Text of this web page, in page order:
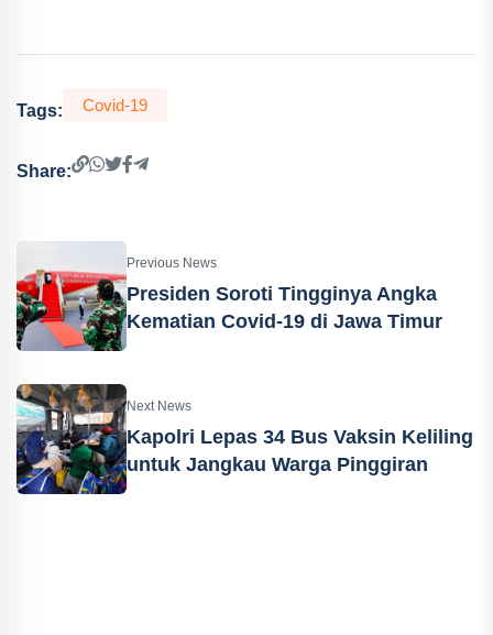
Tags: Covid-19
Share:
Previous News
Presiden Soroti Tingginya Angka
Kematian Covid-19 di Jawa Timur
Next News
Kapolri Lepas 34 Bus Vaksin Keliling
untuk Jangkau Warga Pinggiran